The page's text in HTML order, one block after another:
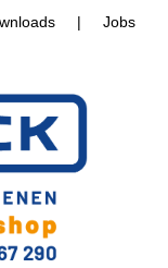
| Jobs